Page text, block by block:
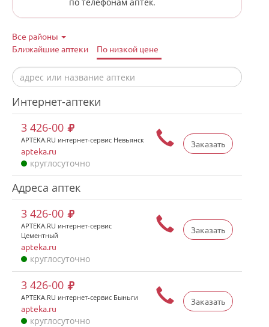
Все районы
Ближайшие аптеки
По низкой цене
Интернет-аптеки
Заказать
3 426-00
APTEKA.RU интернет-сервис Невьянск
apteka.ru
круглосуточно
Адреса аптек
Заказать
3 426-00
APTEKA.RU интернет-сервис
Цементный
apteka.ru
круглосуточно
Заказать
3 426-00
APTEKA.RU интернет-сервис Быньги
apteka.ru
круглосуточно